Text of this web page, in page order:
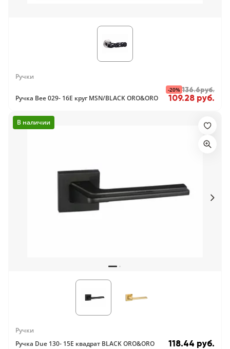
Ручки
Ручка Bee 029- 16E круг MSN/BLACK ORO&ORO
-20% 136.6руб.
109.28 руб.
В наличии
Ручки
Ручка Due 130- 15E квадрат BLACK ORO&ORO
118.44 руб.